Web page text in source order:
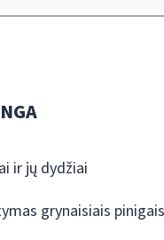
ir jų dydžiai
grynaisiais pinigais